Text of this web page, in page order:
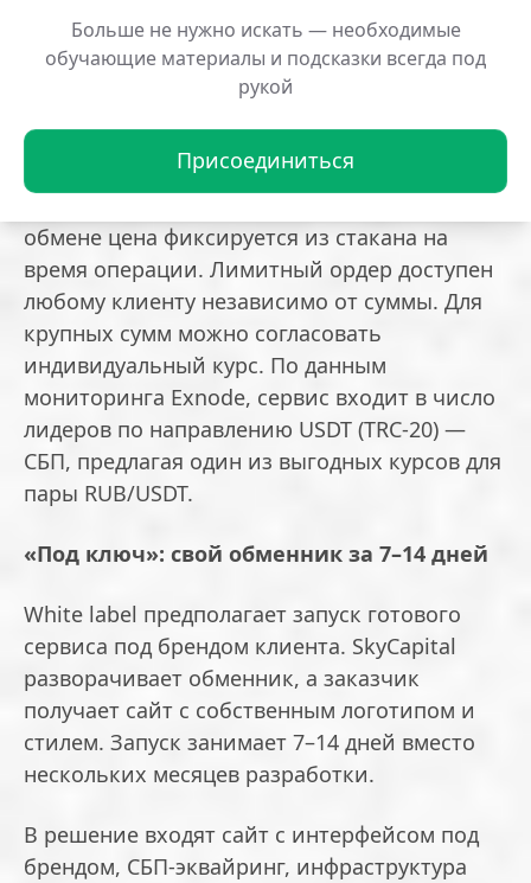
Больше не нужно искать — необходимые
обучающие материалы и подсказки всегда под
рукой
Присоединиться
отдельно с минимальной комиссией 2000
рублей.
Платформа поддерживает рубль, биткоин,
обмене цена фиксируется из стакана на
время операции. Лимитный ордер доступен
любому клиенту независимо от суммы. Для
крупных сумм можно согласовать
индивидуальный курс. По данным
мониторинга Exnode, сервис входит в число
лидеров по направлению USDT (TRC-20) —
СБП, предлагая один из выгодных курсов для
пары RUB/USDT.
«Под ключ»: свой обменник за 7–14 дней
White label предполагает запуск готового
сервиса под брендом клиента. SkyCapital
разворачивает обменник, а заказчик
получает сайт с собственным логотипом и
стилем. Запуск занимает 7–14 дней вместо
нескольких месяцев разработки.
В решение входят сайт с интерфейсом под
брендом, СБП-эквайринг, инфраструктура